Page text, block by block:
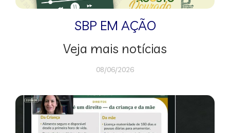
SBP EM AÇÃO
Veja mais notícias
08/06/2026